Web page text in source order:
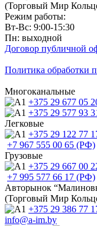
(Торговый Мир
Режим работы:
Вт-Вс: 9:00-15:30
Пн: выходной
Договор публичной
Политика обработки
Многоканальные
+375 29 677 05
+375 29 577 93
Легковые
+375 29 122 77
+7 967 555 00 65 (РФ)
Грузовые
+375 29 667 00
+7 995 577 66 17 (РФ)
Авторынок
(Торговый Мир
+375 29 386 77
info@a-im.by